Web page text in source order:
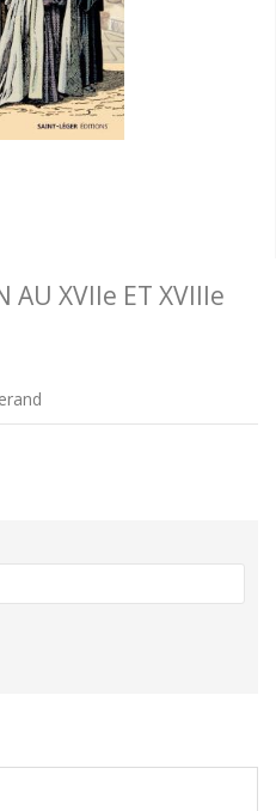
AU XVIIe ET XVIIIe